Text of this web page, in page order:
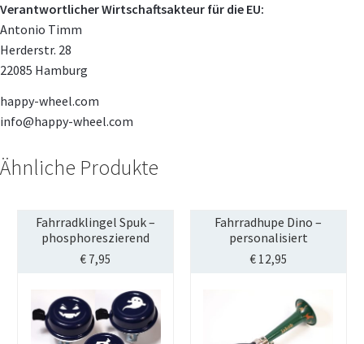
Verantwortlicher Wirtschaftsakteur für die EU:
Antonio Timm
Herderstr. 28
22085 Hamburg
happy-wheel.com
info@happy-wheel.com
Ähnliche Produkte
Fahrradklingel Spuk –
phosphoreszierend
€ 7,95
Fahrradhupe Dino –
personalisiert
€12,95